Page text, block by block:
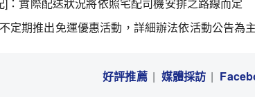
定期推出免運優惠活動，詳細辦法依活動公告為
好評推薦 媒體採訪